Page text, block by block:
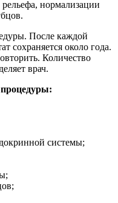
нормализации
После каждой
сохраняется около года.
Количество
врач.
системы;